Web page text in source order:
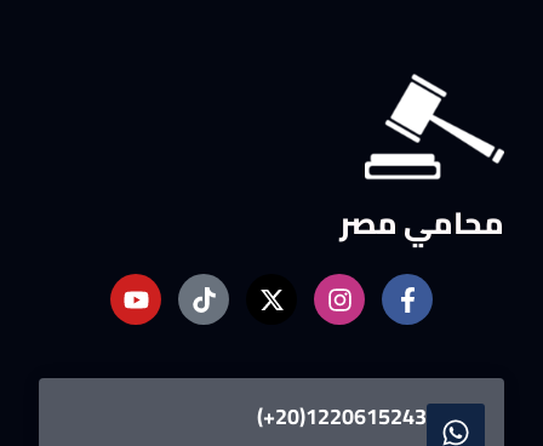
محامي مصر
1220615243(20+)